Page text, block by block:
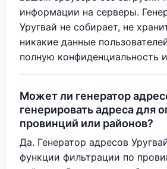
информации на серверы.
Уругвай не собирает, не
никакие данные
полную конфиденциальность
Может ли генератор
генерировать адреса для
провинций или районов?
Да. Генератор адресов
функции фильтрации по